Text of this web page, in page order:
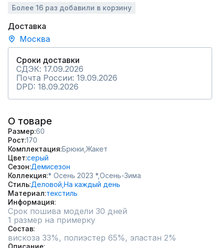
Более 16 раз добавили в корзину
Доставка
Москва
Сроки доставки
СДЭК: 17.09.2026
Почта России: 19.09.2026
DPD: 18.09.2026
О товаре
Размер 60
Рост 170
Комплектация Брюки, Жакет
Цвет серый
Сезон Демисезон
Коллекция * Осень 2023 *,Осень-Зима
Стиль Деловой, На каждый день
Материал текстиль
Информация
Срок пошива модели 30 дней
1 размер на примерку
Состав
вискоза 33%, полиэстер 65%, эластан 2%
Описание